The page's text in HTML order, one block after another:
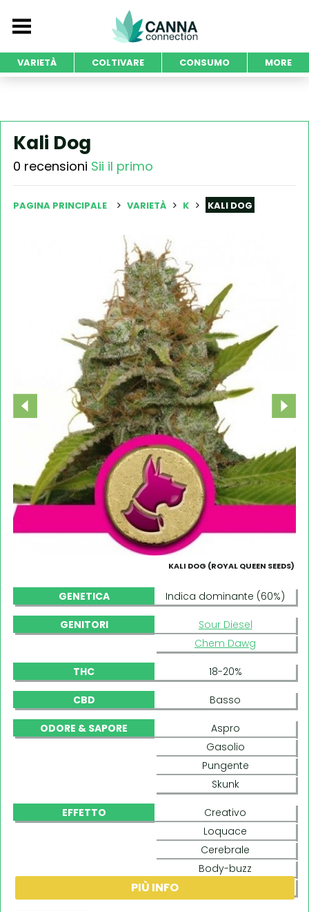
VARIETÀ COLTIVARE CONSUMO MORE
Kali Dog
0 recensioni Sii il primo
PAGINA PRINCIPALE VARIETÀ K KALI DOG
KALI DOG (ROYAL QUEEN SEEDS)
GENETICA Indica dominante (60%)
GENITORI
Sour Diesel
Chem Dawg
THC 18-20%
CBD Basso
ODORE & SAPORE
Aspro
Gasolio
Pungente
Skunk
EFFETTO
Creativo
Loquace
Cerebrale
Body-buzz
PIÙ INFO